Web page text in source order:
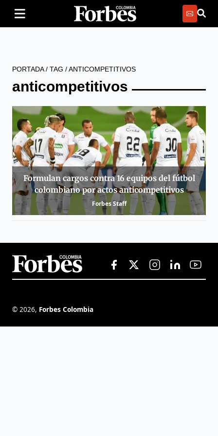
PORTADA/ TAG /ANTICOMPETITIVOS
anticompetitivos
Formulan cargos contra 16 equipos del fútbol
colombiano por actos anticompetitivos
Forbes Staff
© 2026, Forbes Colombia